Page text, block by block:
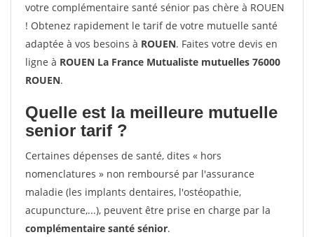
votre complémentaire santé sénior pas chère à ROUEN
! Obtenez rapidement le tarif de votre mutuelle santé
adaptée à vos besoins à ROUEN. Faites votre devis en
ligne à ROUEN La France Mutualiste mutuelles 76000
ROUEN.
Quelle est la meilleure mutuelle
senior tarif ?
Certaines dépenses de santé, dites « hors
nomenclatures » non remboursé par l'assurance
maladie (les implants dentaires, l'ostéopathie,
acupuncture,...), peuvent être prise en charge par la
complémentaire santé sénior.